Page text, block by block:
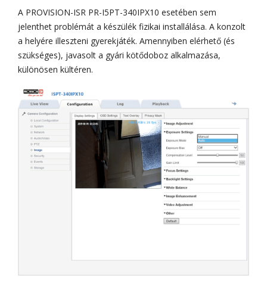
A PROVISION-ISR PR-I5PT-340IPX10 esetében sem
jelenthet problémát a készülék fizikai installálása. A konzolt
a helyére illeszteni gyerekjáték. Amennyiben elérhető (és
szükséges), javasolt a gyári kötődoboz alkalmazása,
különösen kültéren.